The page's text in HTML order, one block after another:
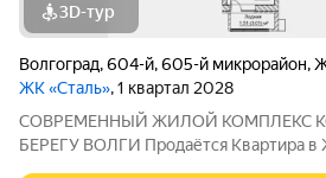
3D-тур
Волгоград,604-й,605-й микрорайон,
ЖК «Сталь», 1 квартал 2028
COBPЕМЕНHЫЙ ЖИЛОЙ КОМПЛЕКС
БEРЕГУ ВОЛГИ Продaётся Квартирa